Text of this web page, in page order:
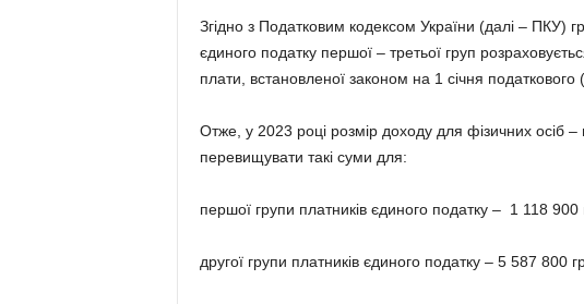
Згідно з Податковим кодексом України (далі – ПКУ)
єдиного податку першої – третьої груп
плати, встановленої законом на 1 січня податкового
Отже, у 2023 році розмір доходу для фізичних осіб
перевищувати такі суми для:
першої групи платників єдиного податку – 1 118 900
другої групи платників єдиного податку – 5 587 800